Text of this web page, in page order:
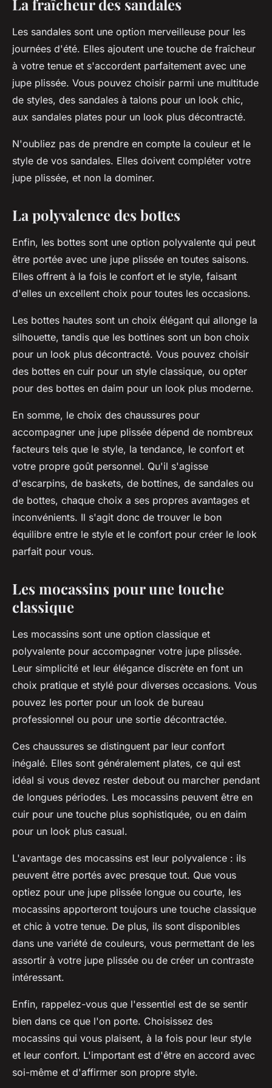
La fraîcheur des sandales
Les sandales sont une option merveilleuse pour les
journées d'été. Elles ajoutent une touche de fraîcheur
à votre tenue et s'accordent parfaitement avec une
jupe plissée. Vous pouvez choisir parmi une multitude
de styles, des sandales à talons pour un look chic,
aux sandales plates pour un look plus décontracté.
N'oubliez pas de prendre en compte la couleur et le
style de vos sandales. Elles doivent compléter votre
jupe plissée, et non la dominer.
La polyvalence des bottes
Enfin, les bottes sont une option polyvalente qui peut
être portée avec une jupe plissée en toutes saisons.
Elles offrent à la fois le confort et le style, faisant
d'elles un excellent choix pour toutes les occasions.
Les bottes hautes sont un choix élégant qui allonge la
silhouette, tandis que les bottines sont un bon choix
pour un look plus décontracté. Vous pouvez choisir
des bottes en cuir pour un style classique, ou opter
pour des bottes en daim pour un look plus moderne.
En somme, le choix des chaussures pour
accompagner une jupe plissée dépend de nombreux
facteurs tels que le style, la tendance, le confort et
votre propre goût personnel. Qu'il s'agisse
d'escarpins, de baskets, de bottines, de sandales ou
de bottes, chaque choix a ses propres avantages et
inconvénients. Il s'agit donc de trouver le bon
équilibre entre le style et le confort pour créer le look
parfait pour vous.
Les mocassins pour une touche
classique
Les mocassins sont une option classique et
polyvalente pour accompagner votre jupe plissée.
Leur simplicité et leur élégance discrète en font un
choix pratique et stylé pour diverses occasions. Vous
pouvez les porter pour un look de bureau
professionnel ou pour une sortie décontractée.
Ces chaussures se distinguent par leur confort
inégalé. Elles sont généralement plates, ce qui est
idéal si vous devez rester debout ou marcher pendant
de longues périodes. Les mocassins peuvent être en
cuir pour une touche plus sophistiquée, ou en daim
pour un look plus casual.
L'avantage des mocassins est leur polyvalence : ils
peuvent être portés avec presque tout. Que vous
optiez pour une jupe plissée longue ou courte, les
mocassins apporteront toujours une touche classique
et chic à votre tenue. De plus, ils sont disponibles
dans une variété de couleurs, vous permettant de les
assortir à votre jupe plissée ou de créer un contraste
intéressant.
Enfin, rappelez-vous que l'essentiel est de se sentir
bien dans ce que l'on porte. Choisissez des
mocassins qui vous plaisent, à la fois pour leur style
et leur confort. L'important est d'être en accord avec
soi-même et d'affirmer son propre style.